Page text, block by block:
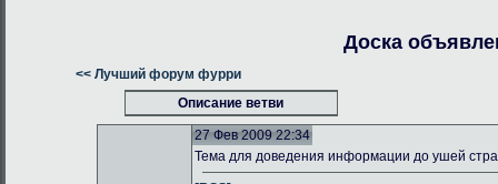
Доска
<< Лучший форум фурри
Описание ветви
27 Фев 2009 22:34
Тема для доведения информации до ушей